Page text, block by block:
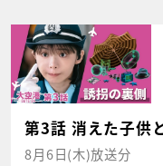
第3話 消えた子供
8月6日(木)放送分